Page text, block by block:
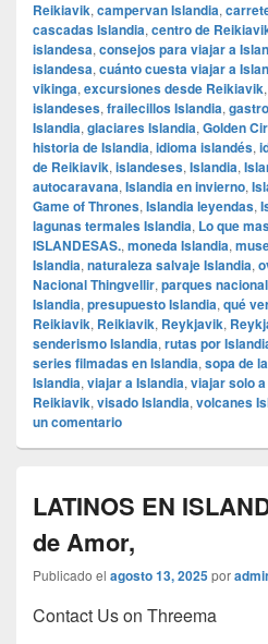
Reikiavik, campervan Islandia,
cascadas Islandia, centro de
islandesa, consejos para viajar a
islandesa, cuánto cuesta viajar a
vikinga, excursiones desde Reikiavik,
islandeses, frailecillos Islandia,
Islandia, glaciares Islandia, Golden
historia de Islandia, idioma islandés,
de Reikiavik, islandeses, Islandia,
autocaravana, Islandia en invierno,
Game of Thrones, Islandia leyendas,
lagunas termales Islandia, Lo que
ISLANDESAS., moneda Islandia,
Islandia, naturaleza salvaje Islandia,
Nacional Thingvellir, parques
Islandia, presupuesto Islandia, qué
Reikiavik, Reikiavik, Reykjavik,
senderismo Islandia, rutas por
series filmadas en Islandia, sopa de
Islandia, viajar a Islandia, viajar solo
Reikiavik, visado Islandia, volcanes
un comentario
LATINOS EN
de Amor,
Publicado el agosto 13, 2025por
Contact Us on Threema